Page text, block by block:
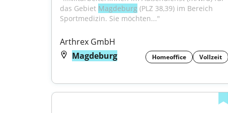
das Gebiet Magdeburg (PLZ 38,39) im Bereich
Sportmedizin. Sie möchten..."
Arthrex GmbH
Magdeburg
Homeoffice Vollzeit